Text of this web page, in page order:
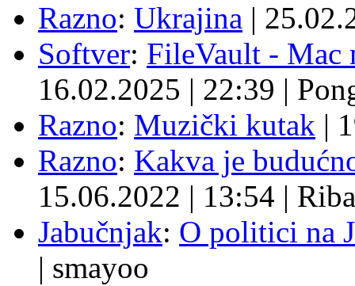
Razno: Ukrajina |
Softver: FileVault - Mac
16.02.2025 | 22:39 |
Razno: Muzički kutak |
Razno: Kakva je
15.06.2022 | 13:54 | Riba
Jabučnjak: O politici na
| smayoo